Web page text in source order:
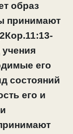
образ
принимают
его
состояний
его и